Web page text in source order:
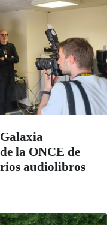
la ONCE de
audiolibros